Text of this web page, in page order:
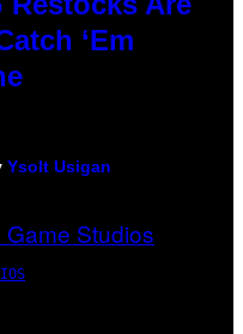
‘Em
Ysolt Usigan